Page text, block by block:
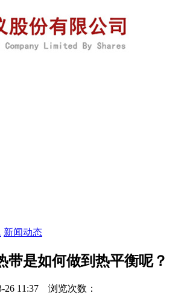
新闻动态
带是如何做到热平衡呢？
26 11:37 浏览次数：